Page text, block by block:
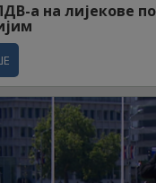
а на лијекове